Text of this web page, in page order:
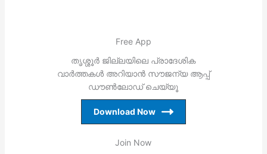
Free App
തൃശ്ശൂര്‍ ജില്ലയിലെ പ്രാദേശിക
വാര്‍ത്തകള്‍ അറിയാന്‍ സൗജന്യ ആപ്പ്
ഡൗണ്‍ലോഡ് ചെയ്യൂ
Download Now
Join Now